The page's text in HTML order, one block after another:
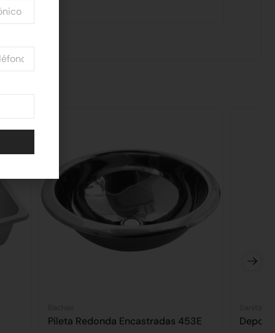
Pileta Redonda Encastradas 453E